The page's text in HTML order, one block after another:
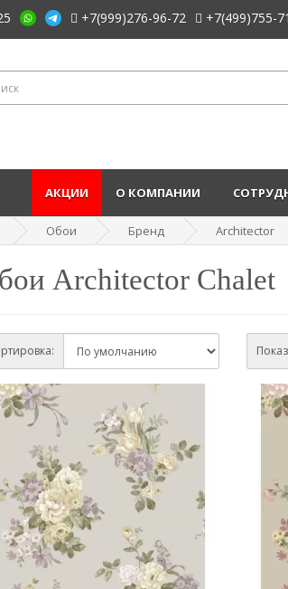
+7(999)276-96-72 +7(499)755-
О КОМПАНИИ
АКЦИИ
Обои Бренд Architector
Architector Chalet